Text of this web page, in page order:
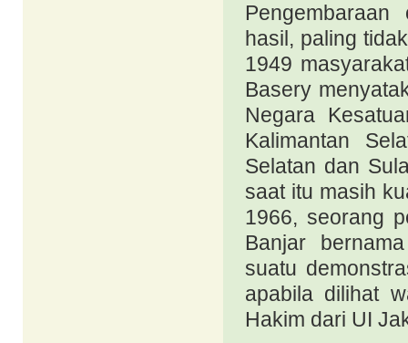
hasil, paling
1949
Basery
Negara
Kalimantan
Selatan dan
saat itu masih
1966, seorang
Banjar
suatu
apabila dilihat
Hakim dari UI